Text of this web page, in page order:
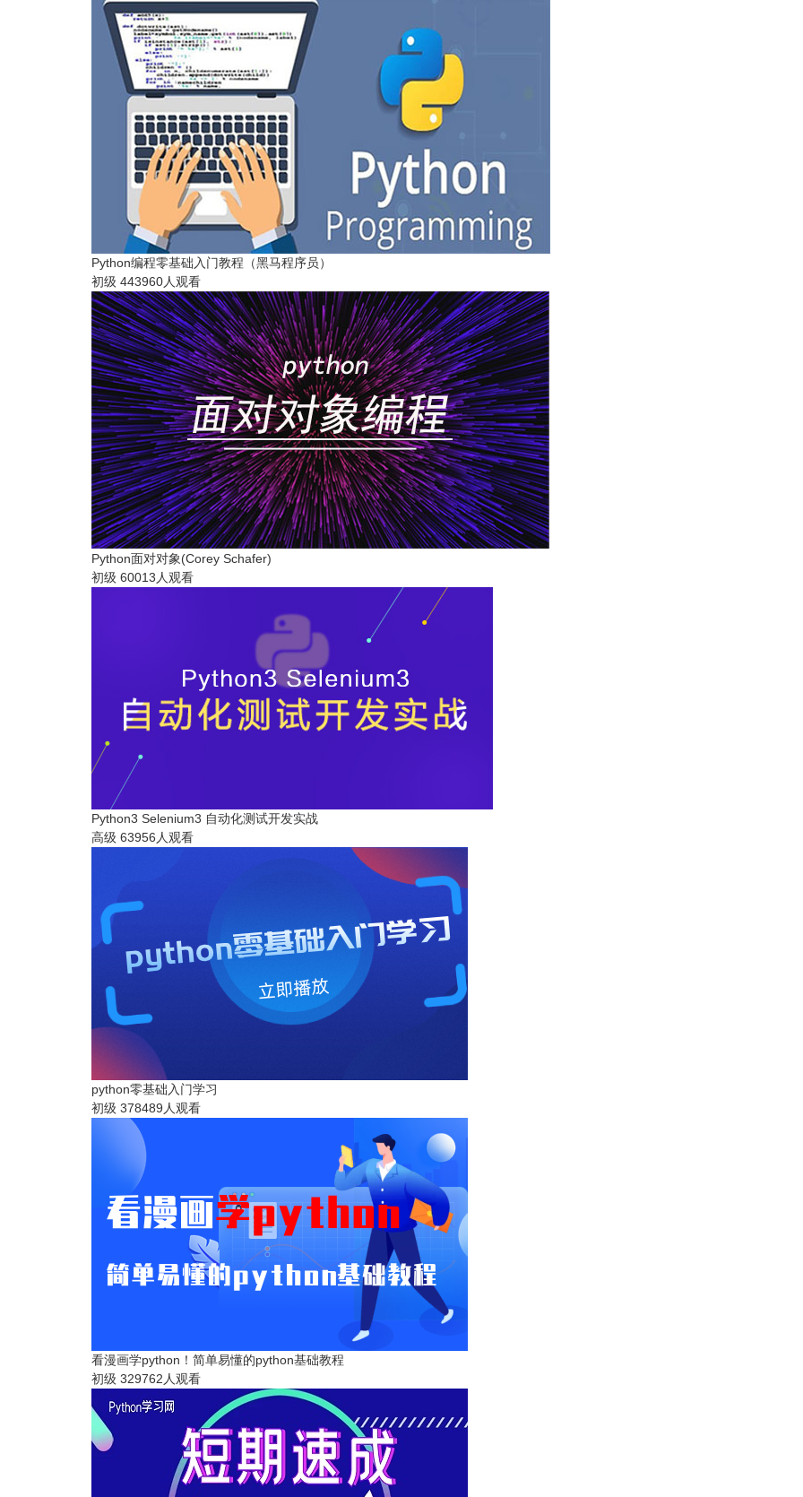
Python编程零基础入门教程（黑马程序员）
初级 443960人观看
Python面对对象(Corey Schafer)
初级 60013人观看
Python3 Selenium3 自动化测试开发实战
高级 63956人观看
python零基础入门学习
初级 378489人观看
看漫画学python！简单易懂的python基础教程
初级 329762人观看